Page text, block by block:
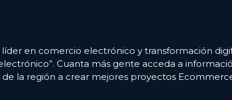
en comercio electrónico y transformación
Cuanta más gente acceda a
la región a crear mejores proyectos